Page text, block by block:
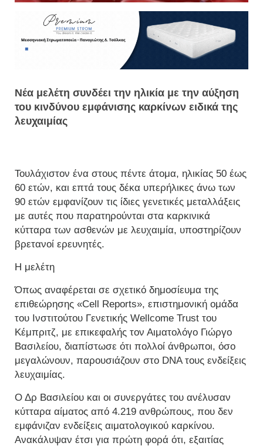
Νέα μελέτη συνδέει την ηλικία με την αύξηση
του κινδύνου εμφάνισης καρκίνων ειδικά της
λευχαιμίας
Τουλάχιστον ένα στους πέντε άτομα, ηλικίας 50 έως
60 ετών, και επτά τους δέκα υπερήλικες άνω των
90 ετών εμφανίζουν τις ίδιες γενετικές μεταλλάξεις
με αυτές που παρατηρούνται στα καρκινικά
κύτταρα των ασθενών με λευχαιμία, υποστηρίζουν
βρετανοί ερευνητές.
Η μελέτη
Όπως αναφέρεται σε σχετικό δημοσίευμα της
επιθεώρησης «Cell Reports», επιστημονική ομάδα
του Ινστιτούτου Γενετικής Wellcome Trust του
Κέμπριτζ, με επικεφαλής τον Αιματολόγο Γιώργο
Βασιλείου, διαπίστωσε ότι πολλοί άνθρωποι, όσο
μεγαλώνουν, παρουσιάζουν στο DNA τους ενδείξεις
λευχαιμίας.
Ο Δρ Βασιλείου και οι συνεργάτες του ανέλυσαν
κύτταρα αίματος από 4.219 ανθρώπους, που δεν
εμφάνιζαν ενδείξεις αιματολογικού καρκίνου.
Ανακάλυψαν έτσι για πρώτη φορά ότι, εξαιτίας